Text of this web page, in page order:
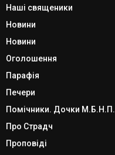
Наші священики
Новини
Новини
Оголошення
Парафія
Печери
Помічники. Дочки М.Б.Н.П.
Про Страдч
Проповіді